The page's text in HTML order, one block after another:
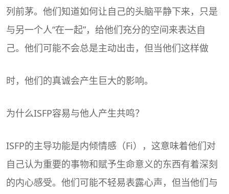
列前茅。他们知道如何让自己的头脑平静下来，只是
与另一个人“在一起”，给他们充分的空间来表达自
己。他们可能不会总是主动出击，但当他们这样做
时，他们的真诚会产生巨大的影响。
为什么ISFP容易与他人产生共鸣？
ISFP的主导功能是内倾情感（Fi），这意味着他们对
自己认为重要的事物和赋予生命意义的东西有着深刻
的内心感受。他们可能不轻易表露心声，但当他们与